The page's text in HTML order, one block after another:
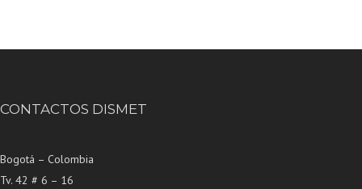
CONTACTOS DISMET
Bogotá – Colombia
Tv. 42 # 6 – 16